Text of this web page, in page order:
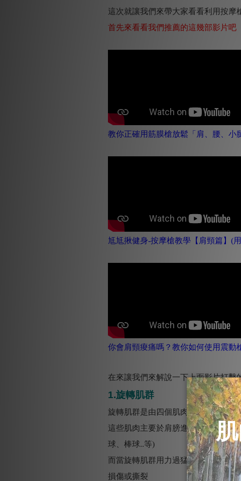
這次就讓我們來帶大家看看利用按
首先來看看我們推薦的這幾部影片吧
教你正確用筋膜槍放鬆「肩、腰、小
尪尪揪健身-按摩槍教學【肩頸篇】(
你會肩頸痠痛嗎？教你如何使用震動
在來讓我們來解說一下上面影片打擊
1.旋轉肌群
旋轉肌群是由四個肌肉所組成，分別
這些肌肉主要於肩膀進行旋轉運動
球、棒球..等)
而當旋轉肌群用力過猛時(例如投手
損傷或撕裂